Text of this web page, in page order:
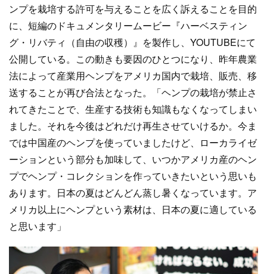
ンプを栽培する許可を与えることを広く訴えることを目的
に、短編のドキュメンタリームービー『ハーベスティン
グ・リバティ（自由の収穫）』を製作し、YOUTUBEにて
公開している。この動きも要因のひとつになり、昨年農業
法によって産業用ヘンプをアメリカ国内で栽培、販売、移
送することが再び合法となった。「ヘンプの栽培が禁止さ
れてきたことで、生産する技術も知識もなくなってしまい
ました。それを今後はどれだけ再生させていけるか。今ま
では中国産のヘンプを使っていましたけど、ローカライゼ
ーションという部分も加味して、いつかアメリカ産のヘン
プでヘンプ・コレクションを作っていきたいという思いも
あります。日本の夏はどんどん蒸し暑くなっています。ア
メリカ以上にヘンプという素材は、日本の夏に適している
と思います」